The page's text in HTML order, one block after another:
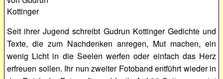
Kottinger
Seit ihrer Jugend schreibt Gudrun Kottinger Gedichte und
Texte, die zum Nachdenken anregen, Mut machen, ein
wenig Licht in die Seelen werfen oder einfach das Herz
erfreuen sollen. Ihr nun zweiter Fotoband entführt wieder in